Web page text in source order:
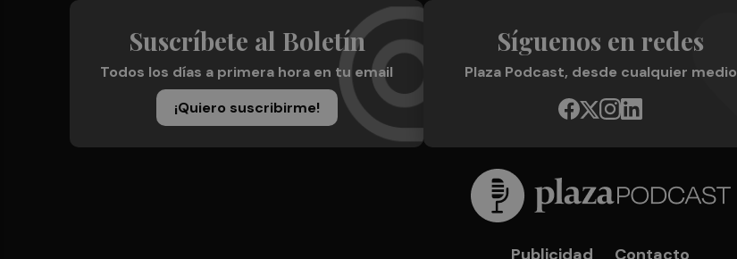
Suscríbete al Boletín
Todos los días a primera hora en tu email
¡Quiero suscribirme!
Síguenos en redes
Plaza Podcast, desde cualquier medio
Publicidad Contacto